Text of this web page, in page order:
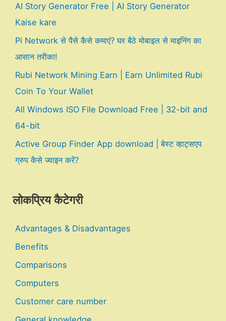
AI Story Generator Free | AI Story Generator
Kaise kare
Pi Network से पैसे कैसे कमाएं? घर बैठे मोबाइल से माइनिंग का
आसान तरीका!
Rubi Network Mining Earn | Earn Unlimited Rubi
Coin To Your Wallet
All Windows ISO File Download Free | 32-bit and
64-bit
Active Group Finder App download | बेस्ट व्हाट्सएप
ग्रुप कैसे ज्वाइन करें?
लोकप्रिय कैटेगरी
Advantages & Disadvantages
Benefits
Comparisons
Computers
Customer care number